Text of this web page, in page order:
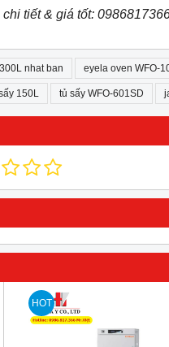
tiết & giá tốt:
nhat ban eyela oven WFO-
150L tủ sấy WFO-601SD
HOT